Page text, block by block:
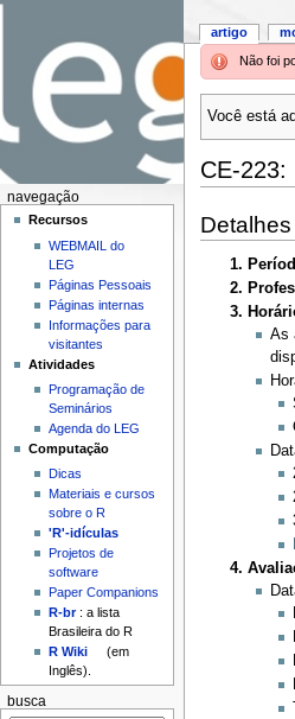
Não foi
Você está
CE-223:
As
artigo
navegação
Recursos
WEBMAIL do
LEG
Páginas Pessoais
Páginas internas
Informações para
visitantes
Atividades
Programação de
Seminários
Agenda do LEG
Computação
Dicas
Materiais e cursos
sobre o R
'R'-idículas
Projetos de
software
Paper Companions
R-br: a lista
Brasileira do R
R Wiki
(em
Inglês).
busca